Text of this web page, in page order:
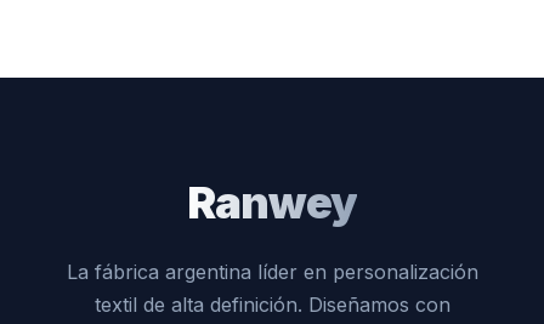
Ranwey
La fábrica argentina líder en personalización
textil de alta definición. Diseñamos con